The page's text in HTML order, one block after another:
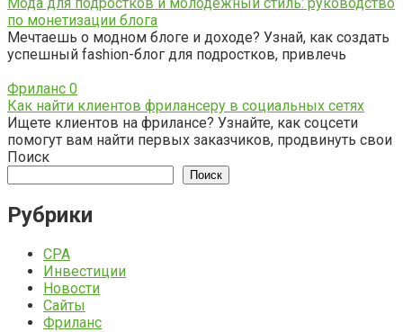
по монетизации блога
Мечтаешь о модном блоге и доходе? Узнай, как создать
успешный fashion-блог для подростков, привлечь
Фриланс 0
Как найти клиентов фрилансеру в социальных сетях
Ищете клиентов на фрилансе? Узнайте, как соцсети
помогут вам найти первых заказчиков, продвинуть свои
Поиск
Поиск
Рубрики
CPA
Инвестиции
Новости
Сайты
Фриланс